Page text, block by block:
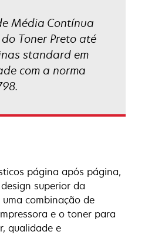
Média Contínua
Toner Preto até
standard em
com a norma
página após página,
superior da
combinação de
e o toner para
qualidade e